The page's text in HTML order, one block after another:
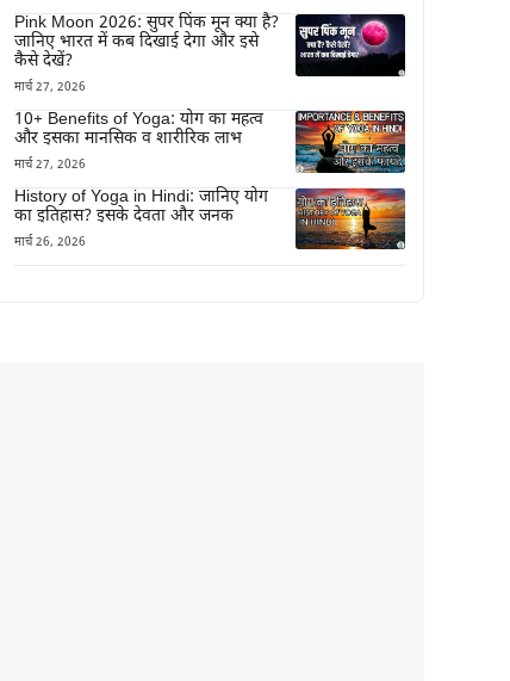
Pink Moon 2026: सुपर पिंक मून क्या है?
जानिए भारत में कब दिखाई देगा और इसे
कैसे देखें?
मार्च 27, 2026
10+ Benefits of Yoga: योग का महत्व
और इसका मानसिक व शारीरिक लाभ
मार्च 27, 2026
History of Yoga in Hindi: जानिए योग
का इतिहास? इसके देवता और जनक
मार्च 26, 2026